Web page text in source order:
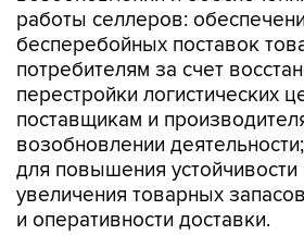
работы селлеров:
бесперебойных поставок
потребителям за счет
перестройки логистических
поставщикам и
возобновлении
для повышения устойчивости
увеличения товарных
и оперативности доставки.